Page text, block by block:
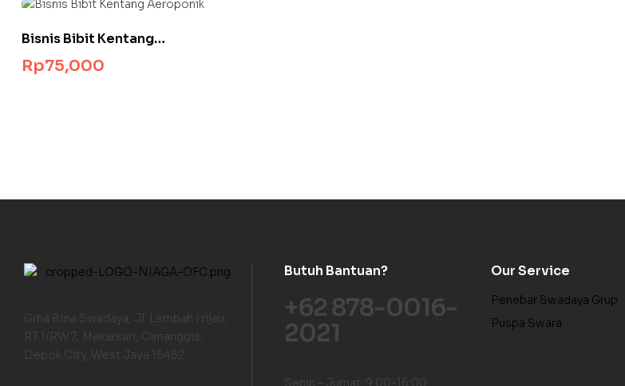
Bisnis Bibit Kentang
Aeroponik
Rp75,000
Grha BIna Swadaya, Jl. Lembah Hijau,
RT.1/RW.7, Mekarsari, Cimanggis,
Depok City, West Java 16452
Butuh Bantuan?
+62 878-0016-
2021
Senin – Jumat: 9:00-16:00
Our Service
Penebar Swadaya Grup
Puspa Swara